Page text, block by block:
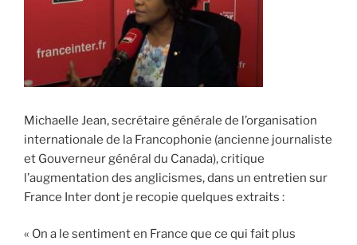
Michaelle Jean, secrétaire générale de l’organisation
internationale de la Francophonie (ancienne journaliste
et Gouverneur général du Canada), critique
l’augmentation des anglicismes, dans un entretien sur
France Inter dont je recopie quelques extraits :
« On a le sentiment en France que ce qui fait plus